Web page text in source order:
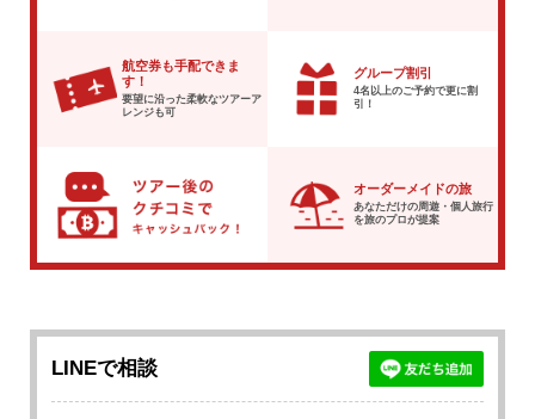
航空券も手配できま
す！
要望に沿った柔軟なツアーア
レンジも可
グループ割引
4名以上のご予約で更に割
引！
オーダーメイドの旅
あなただけの周遊・個人旅行
を旅のプロが提案
LINEで相談